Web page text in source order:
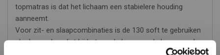
topmatras is dat het lichaam een stabielere houding
aanneemt.
Voor zit- en slaapcombinaties is de 130 soft te gebruiken
als de voorkeur ligt bij het goed slapen op de kussens, de